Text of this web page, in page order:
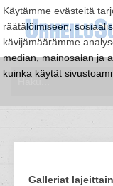
Käytämme evästeitä
räätälöimiseen,
kävijämäärämme
median, mainosalan ja
kuinka käytät
Galleriat